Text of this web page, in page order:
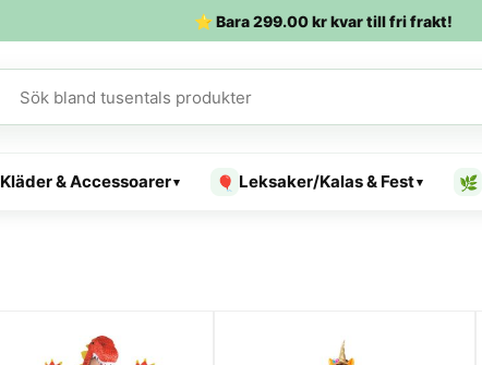
⭐ Bara299.00krkvar till fri frakt!
Kläder & Accessoarer▾ 🎈 Leksaker/Kalas & Fest▾ 🌿